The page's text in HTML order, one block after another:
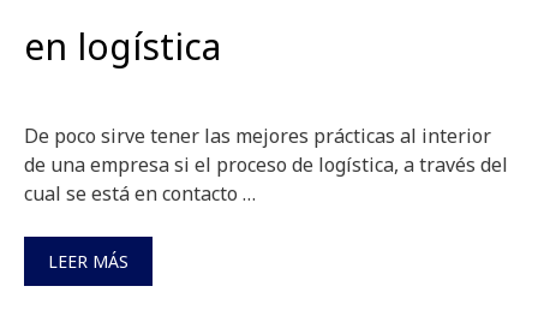
en logística
De poco sirve tener las mejores prácticas al interior
de una empresa si el proceso de logística, a través del
cual se está en contacto …
LEER MÁS